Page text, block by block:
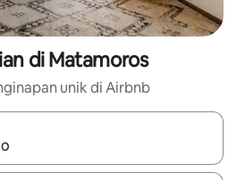
di Matamoros
unik di Airbnb
navigasi dengan kekunci anak panah